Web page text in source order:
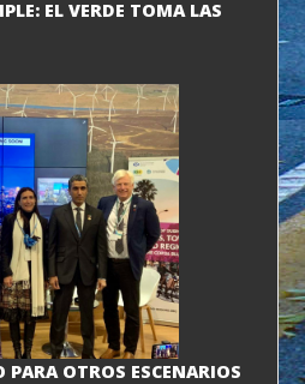
EL VERDE TOMA LAS
PARA OTROS ESCENARIOS